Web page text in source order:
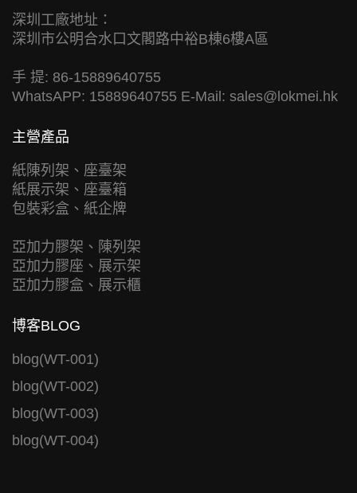
深圳工廠地址：
深圳市公明合水口文閣路中裕B棟6樓A區
手 提: 86-15889640755
WhatsAPP: 15889640755 E-Mail: sales@lokmei.hk
主營產品
紙陳列架、座臺架
紙展示架、座臺箱
包裝彩盒、紙企牌
亞加力膠架、陳列架
亞加力膠座、展示架
亞加力膠盒、展示櫃
博客BLOG
blog(WT-001)
blog(WT-002)
blog(WT-003)
blog(WT-004)